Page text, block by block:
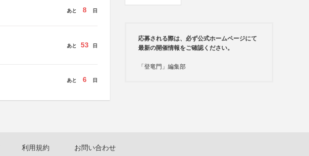
あと 8 日
あと 53 日
あと 6 日
応募される際は、必ず公式ホームページにて
最新の開催情報をご確認ください。
「登竜門」編集部
利用規約 お問い合わせ